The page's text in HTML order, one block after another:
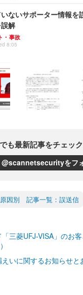
ないサポーター情報を
解
・事故
8:05
も最新記事をチェック
@scannetsecurityをフ
因別 記事一覧：誤送信
三菱UFJ-VISA」のお
いに関するお知らせと